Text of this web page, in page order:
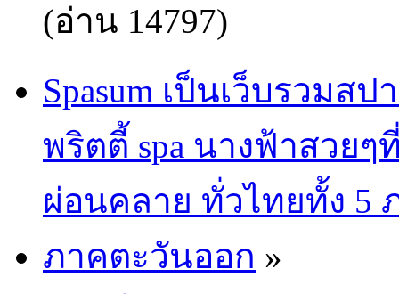
(อ่าน 14797)
Spasum เป็นเว็บรวม
พริตตี้ spa นางฟ้าสวย
ผ่อนคลาย ทั่วไทยทั้ง 5
ภาคตะวันออก »